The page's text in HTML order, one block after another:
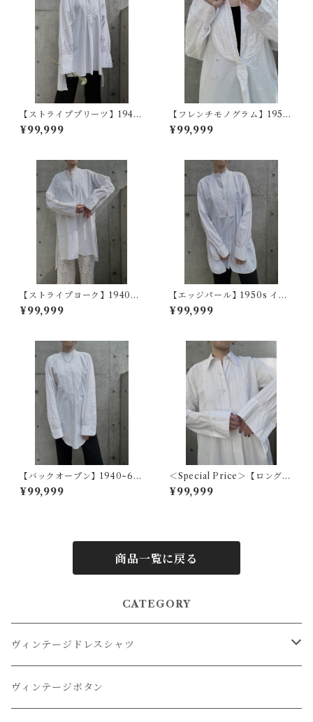
【ストライププリーツ】1940
s フランスヴィンテージドレス
シャツ
¥99,999
【フレンチモノグラム】1950
~60s フランスヴィンテージド
レスシャツ
¥99,999
【ストライプヨーク】1940~5
0s フランスヴィンテージドレ
スシャツ
¥99,999
【エッジパール】1950s イギ
リスヴィンテージドレスシャ
ツ
¥99,999
【バックオープン】1940~60
s アメリカヴィンテージドレス
シャツ
¥99,999
＜Special Price＞【ロングカ
ラーフレンチ】1920s フラン
スアンティークドレスシャツ
¥99,999
商品一覧に戻る
CATEGORY
ヴィンテージドレスシャツ
オーバーダイドレスシャツ
ヴィンテージボタン